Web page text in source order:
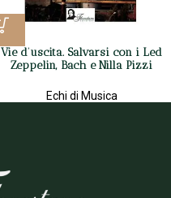
Vie d’uscita. Salvarsi con i Led
Zeppelin, Bach e Nilla Pizzi
Echi di Musica